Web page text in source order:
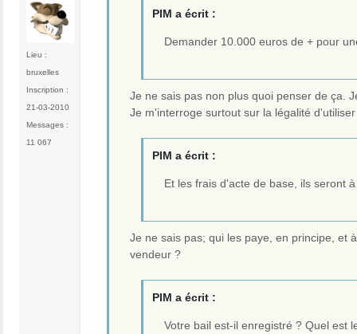
Lieu :
bruxelles
Inscription :
21-03-2010
Messages :
11 067
PIM a écrit :
Demander 10.000 euros de + pour
Je ne sais pas non plus quoi penser de ça.
Je m'interroge surtout sur la légalité
PIM a écrit :
Et les frais d'acte de base, ils seront
Je ne sais pas; qui les paye, en principe, et
vendeur ?
PIM a écrit :
Votre bail est-il enregistré ? Quel est